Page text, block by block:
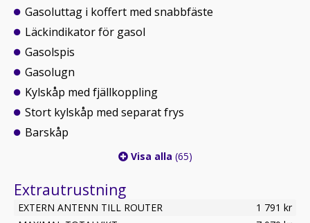
Gasoluttag i koffert med snabbfäste
Läckindikator för gasol
Gasolspis
Gasolugn
Kylskåp med fjällkoppling
Stort kylskåp med separat frys
Barskåp
Visa alla (65)
Extrautrustning
EXTERN ANTENN TILL ROUTER
1 791 kr